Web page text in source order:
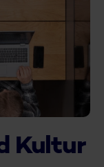
Kultur